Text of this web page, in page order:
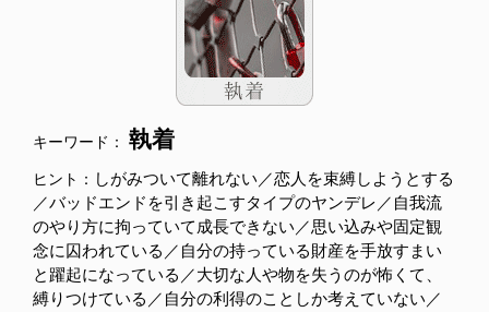
キーワード： 執着
ヒント： しがみついて離れない／恋人を束縛しようとする
／バッドエンドを引き起こすタイプのヤンデレ／自我流
のやり方に拘っていて成長できない／思い込みや固定観
念に囚われている／自分の持っている財産を手放すまい
と躍起になっている／大切な人や物を失うのが怖くて、
縛りつけている／自分の利得のことしか考えていない／